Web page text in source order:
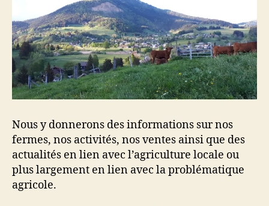
Nous y donnerons des informations sur nos
fermes, nos activités, nos ventes ainsi que des
actualités en lien avec l’agriculture locale ou
plus largement en lien avec la problématique
agricole.